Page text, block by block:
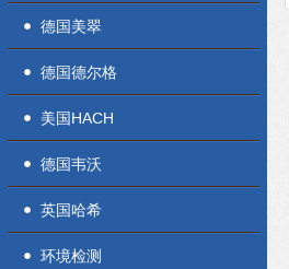
德国美翠
德国德尔格
美国HACH
德国韦沃
英国哈希
环境检测